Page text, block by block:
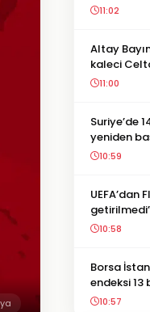
11:02
Altay
kaleci
11:00
Suriye’de
yeniden
10:59
UEFA’dan
10:58
Borsa
endeksi 13
10:57